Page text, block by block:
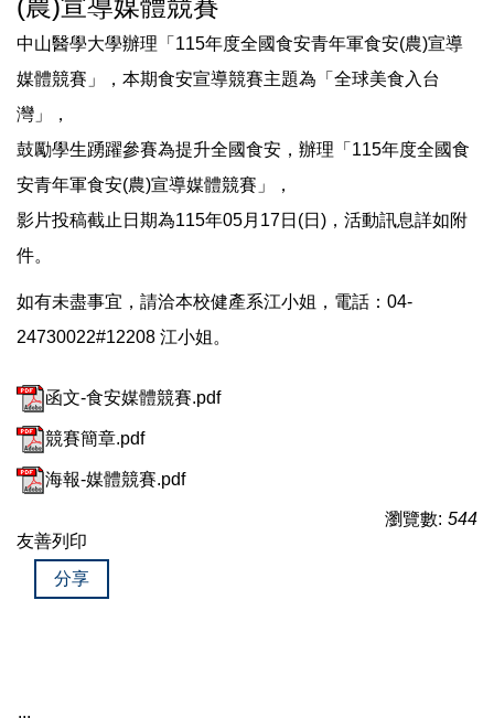
(農)宣導媒體競賽
中山醫學大學辦理「115年度全國食安青年軍食安(農)宣導
媒體競賽」，本期食安宣導競賽主題為「全球美食入台
灣」，
鼓勵學生踴躍參賽為提升全國食安，辦理「115年度全國食
安青年軍食安(農)宣導媒體競賽」，
影片投稿截止日期為115年05月17日(日)，活動訊息詳如附
件。
如有未盡事宜，請洽本校健產系江小姐，電話：04-
24730022#12208 江小姐。
函文-食安媒體競賽.pdf
競賽簡章.pdf
海報-媒體競賽.pdf
瀏覽數: 544
友善列印
分享